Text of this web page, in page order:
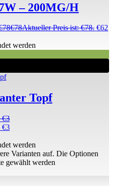
– 200MG/H
€78Aktueller Preis ist: €78. €62
werden
Topf
€3
€3
werden
Varianten auf. Die Optionen
gewählt werden